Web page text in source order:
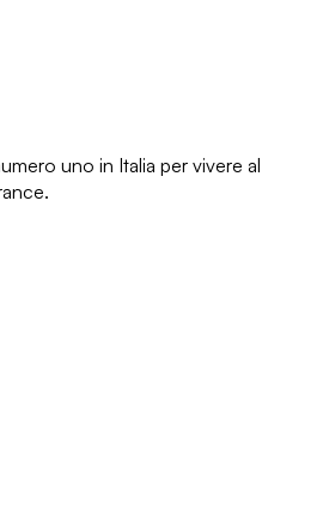
uno in Italia per vivere al